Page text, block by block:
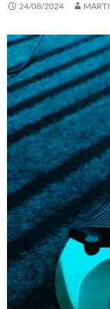
24/08/2024